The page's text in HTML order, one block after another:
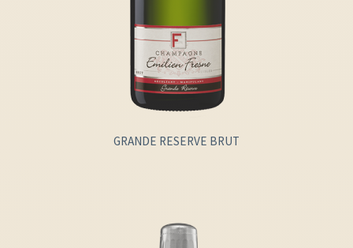
GRANDE RESERVE BRUT